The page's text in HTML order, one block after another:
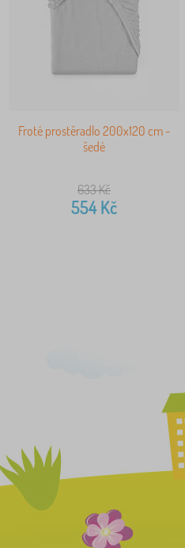
Froté prostěradlo 200x120 cm -
šedé
633Kč
554Kč